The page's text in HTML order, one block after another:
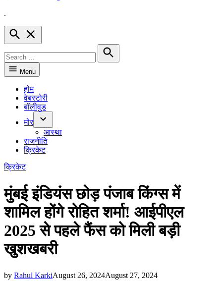
.
Open
Search
for:
Search
Menu
होम
वेबस्टोरी
बॉलीवुड
मोर
Open
dropdown
menu
आस्था
राजनीति
क्रिकेट
POSTED
क्रिकेट
मुंबई इंडियंस छोड़ पंजाब किंग्स में
शामिल होंगे रोहित शर्मा! आईपीएल
2025 से पहले फैंस को मिली बड़ी
खुशखबरी
by Rahul KarkiAugust 26, 2024August 27, 2024